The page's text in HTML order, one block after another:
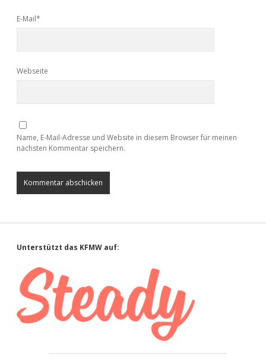
E-Mail*
Webseite
Name, E-Mail-Adresse und Website in diesem Browser für meinen
nächsten Kommentar speichern.
Sidebar
Unterstützt das KFMW auf: